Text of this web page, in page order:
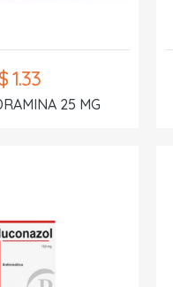
1.33
25 MG